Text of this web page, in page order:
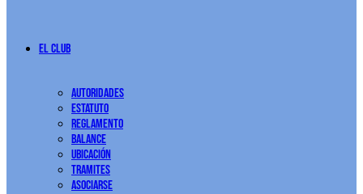
El Club
Autoridades
Estatuto
Reglamento
Balance
Ubicación
Tramites
Asociarse